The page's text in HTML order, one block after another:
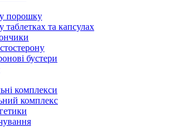
порошку
таблетках та капсулах
бустери
комплекси
комплекс